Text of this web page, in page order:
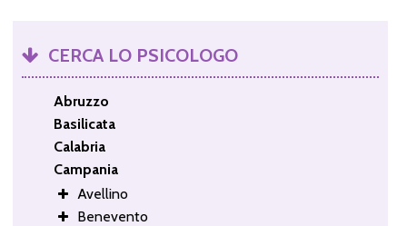
CERCA LO PSICOLOGO
Abruzzo
Basilicata
Calabria
Campania
Avellino
Benevento